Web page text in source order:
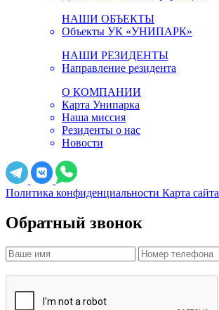
НАШИ ОБЪЕКТЫ
Объекты УК «УНИПАРК»
НАШИ РЕЗИДЕНТЫ
Направление резидента
О КОМПАНИИ
Карта Унипарка
Наша миссия
Резиденты о нас
Новости
Политика конфиденциальности Карта сайта
Обратный звонок